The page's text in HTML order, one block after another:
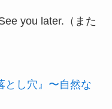
you later.（また
とし穴』〜自然な